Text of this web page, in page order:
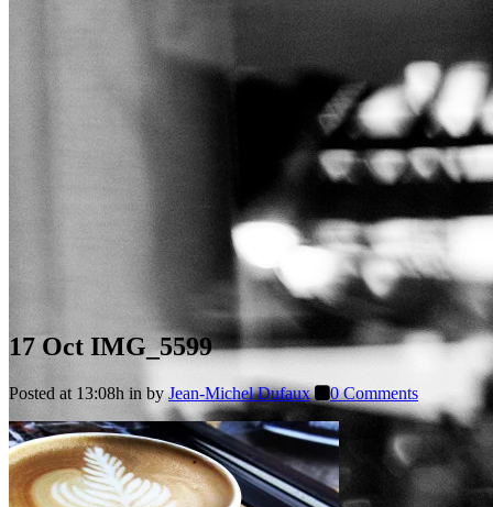
17 Oct IMG_5599
Posted at 13:08h in by Jean-Michel Dufaux 0 Comments